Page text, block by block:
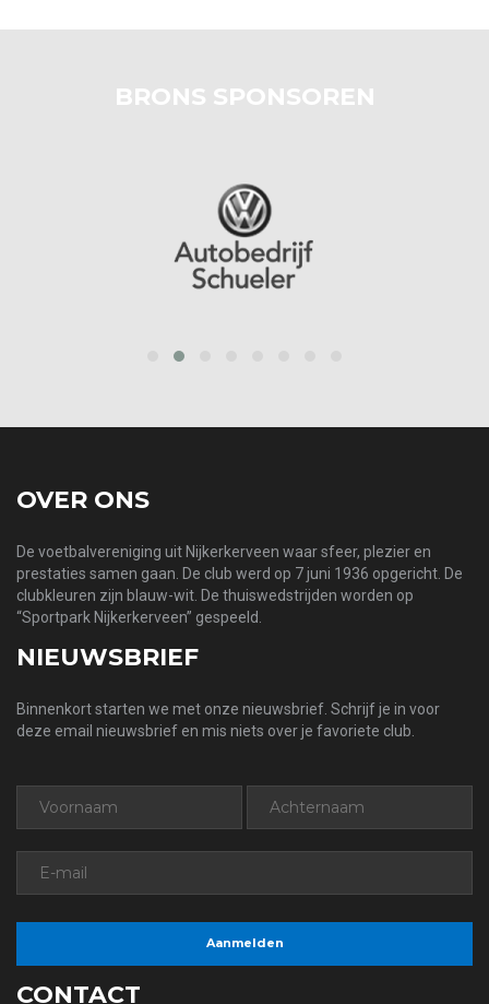
BRONS SPONSOREN
OVER ONS
De voetbalvereniging uit Nijkerkerveen waar sfeer, plezier en
prestaties samen gaan. De club werd op 7 juni 1936 opgericht. De
clubkleuren zijn blauw-wit. De thuiswedstrijden worden op
“Sportpark Nijkerkerveen” gespeeld.
NIEUWSBRIEF
Binnenkort starten we met onze nieuwsbrief. Schrijf je in voor
deze email nieuwsbrief en mis niets over je favoriete club.
CONTACT